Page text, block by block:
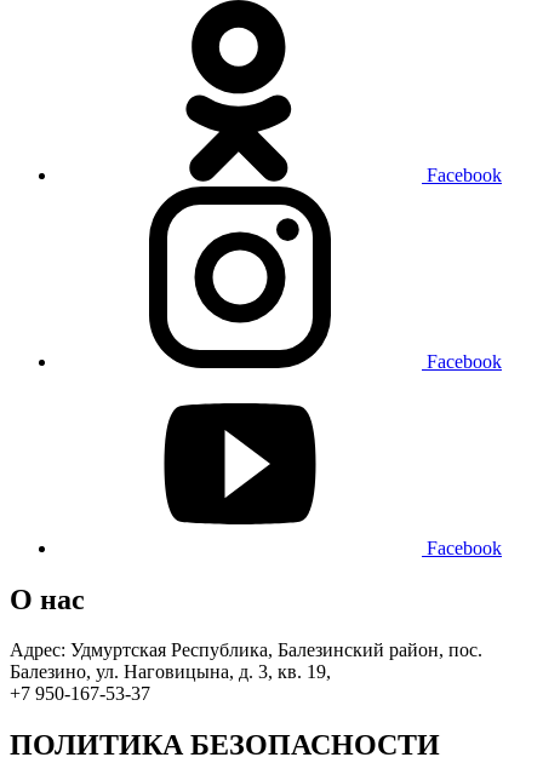
Facebook
Facebook
Facebook
О нас
Адрес: Удмуртская Республика, Балезинский район, пос.
Балезино, ул. Наговицына, д. 3, кв. 19,
+7 950-167-53-37
ПОЛИТИКА БЕЗОПАСНОСТИ